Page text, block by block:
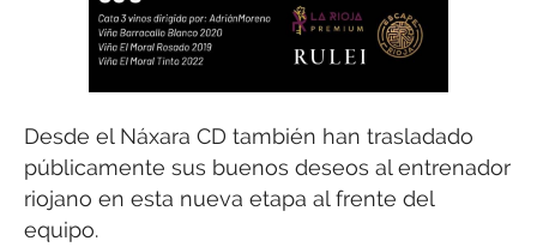
Desde el Náxara CD también han trasladado
públicamente sus buenos deseos al entrenador
riojano en esta nueva etapa al frente del
equipo.